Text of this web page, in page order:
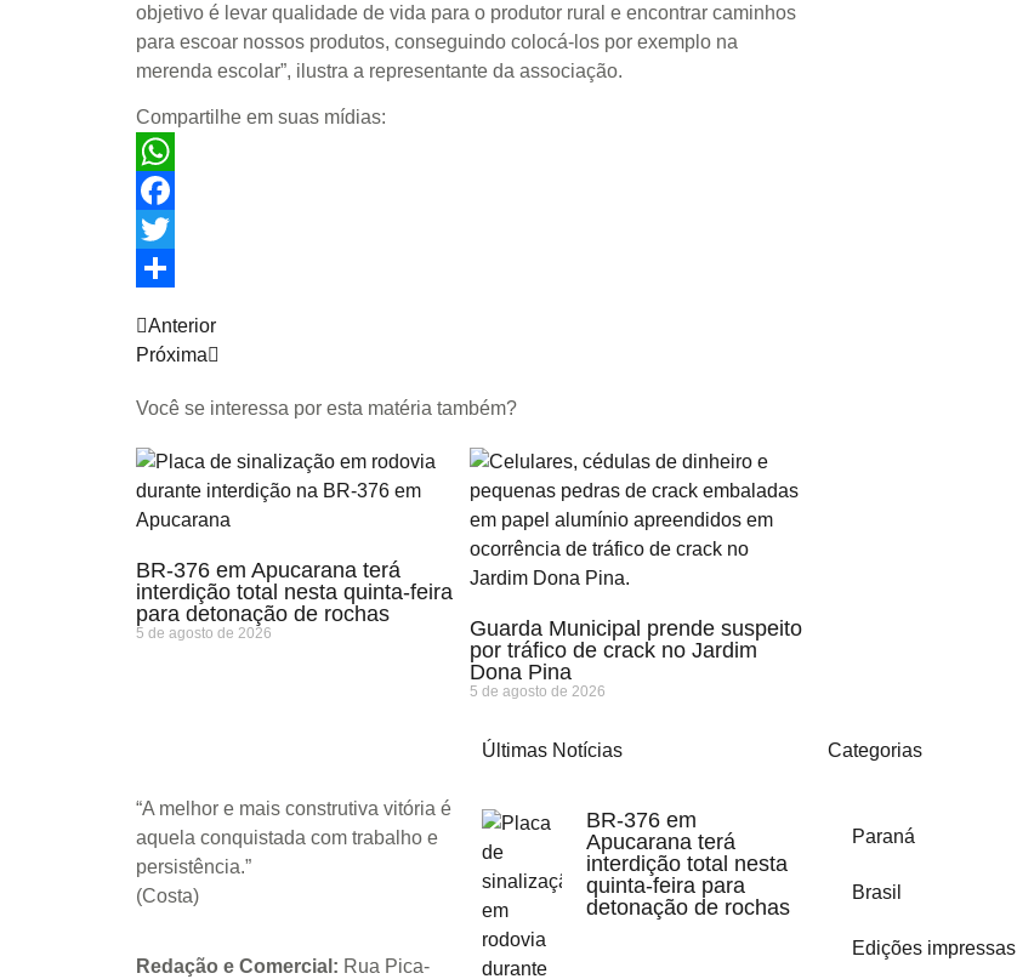
objetivo é levar qualidade de vida para o produtor rural e encontrar caminhos
para escoar nossos produtos, conseguindo colocá-los por exemplo na
merenda escolar”, ilustra a representante da associação.
Compartilhe em suas mídias:
WhatsApp
Facebook
Twitter
Anterior
Próxima
Você se interessa por esta matéria também?
BR-376 em Apucarana terá
interdição total nesta quinta-feira
para detonação de rochas
5 de agosto de 2026
Guarda Municipal prende suspeito
por tráfico de crack no Jardim
Dona Pina
5 de agosto de 2026
“A melhor e mais construtiva vitória é
aquela conquistada com trabalho e
persistência.”
(Costa)
Redação e Comercial: Rua Pica-
Últimas Notícias
BR-376 em
Apucarana terá
interdição total nesta
quinta-feira para
detonação de rochas
Categorias
Paraná
Brasil
Edições impressas